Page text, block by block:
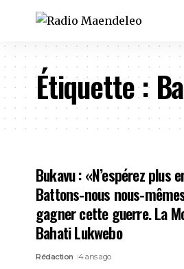
Étiquette :
Bukavu : «N’espérez plus
Battons-nous nous-
gagner cette guerre. La
Bahati Lukwebo
Rédaction 4 ans ago